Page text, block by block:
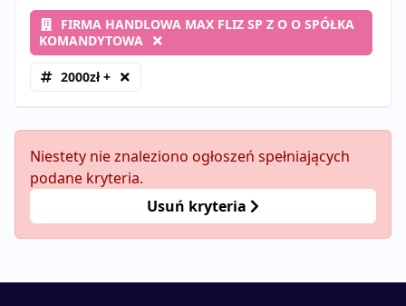
FIRMA HANDLOWA MAX FLIZ SP Z O O SPÓŁKA
KOMANDYTOWA
2000zł +
Niestety nie znaleziono ogłoszeń spełniających
podane kryteria.
Usuń kryteria